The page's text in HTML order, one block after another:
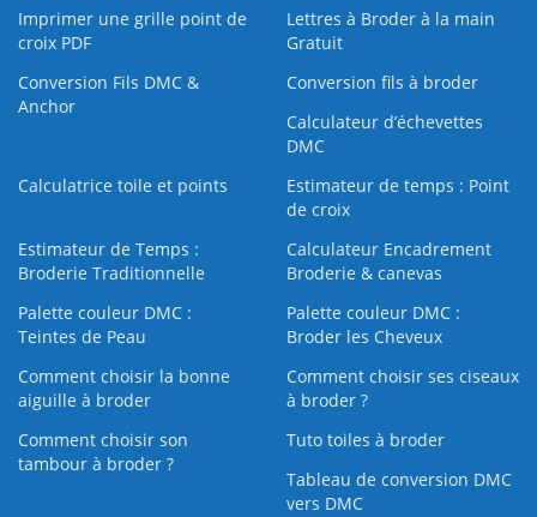
Imprimer une grille point de
croix PDF
Lettres à Broder à la main
Gratuit
Conversion Fils DMC &
Anchor
Conversion fils à broder
Calculateur d’échevettes
DMC
Calculatrice toile et points
Estimateur de temps : Point
de croix
Estimateur de Temps :
Broderie Traditionnelle
Calculateur Encadrement
Broderie & canevas
Palette couleur DMC :
Teintes de Peau
Palette couleur DMC :
Broder les Cheveux
Comment choisir la bonne
aiguille à broder
Comment choisir ses ciseaux
à broder ?
Comment choisir son
tambour à broder ?
Tuto toiles à broder
Tableau de conversion DMC
vers DMC